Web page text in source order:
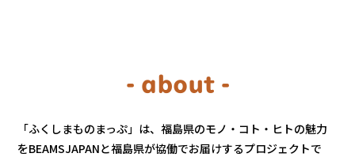
- about -
「ふくしまものまっぷ」は、福島県のモノ・コト・ヒトの魅力
をBEAMSJAPANと福島県が協働でお届けするプロジェクトで